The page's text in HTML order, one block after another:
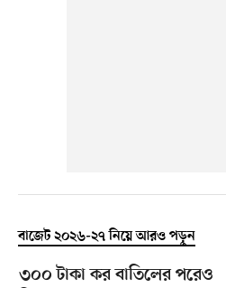
বাজেট ২০২৬-২৭ নিয়ে আরও পড়ুন
৩০০ টাকা কর বাতিলের পরেও